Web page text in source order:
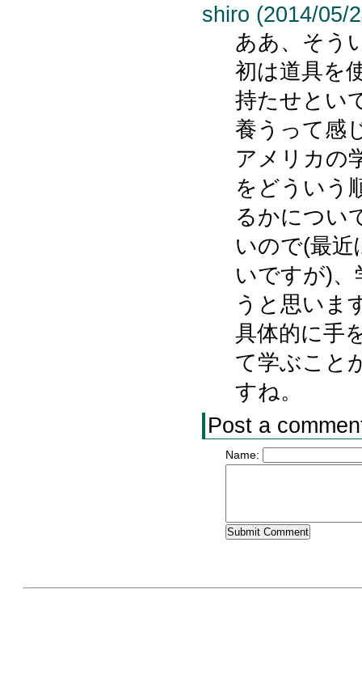
shiro (2014/05/
ああ、そう
初は道具を
持たせとい
養うって感
アメリカの
をどういう
るかについ
いので(最
いですが)
うと思いま
具体的に手
て学ぶこと
すね。
Post a
Name: